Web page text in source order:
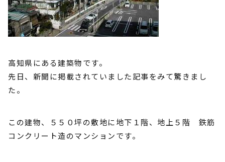
高知県にある建築物です。
先日、新聞に掲載されていました記事をみて驚きまし
た。
この建物、５５０坪の敷地に地下１階、地上５階 鉄筋
コンクリート造のマンションです。